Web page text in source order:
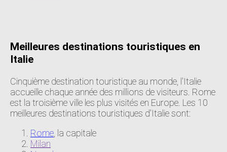
Meilleures destinations touristiques en
Italie
Cinquième destination touristique au monde, l'Italie
accueille chaque année des millions de visiteurs. Rome
est la troisième ville les plus visités en Europe. Les 10
meilleures destinations touristiques d'Italie sont:
Rome, la capitale
Milan